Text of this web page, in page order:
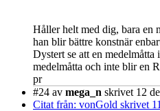
Håller helt med dig, bara en
han blir bättre konstnär
Dystert se att en medelmåtta
medelmåtta och inte blir en
pr
#24 av mega_n skrivet 12
Citat från: vonGold skrivet